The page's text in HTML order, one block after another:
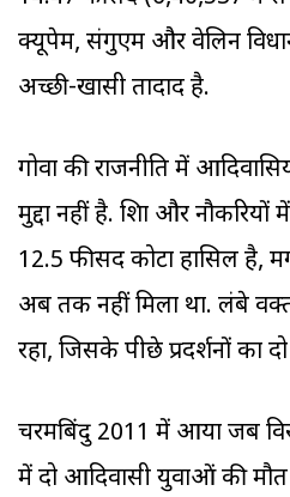
क्यूपेम, संगुएम और वेलिन
अच्छी-खासी तादाद है.
गोवा की राजनीति में
मुद्दा नहीं है. शिक्षा और
12.5 फीसद कोटा हासिल है,
अब तक नहीं मिला था. लंबे
रहा, जिसके पीछे प्रदर्शनों का
चरमबिंदु 2011 में आया जब
में दो आदिवासी युवाओं की